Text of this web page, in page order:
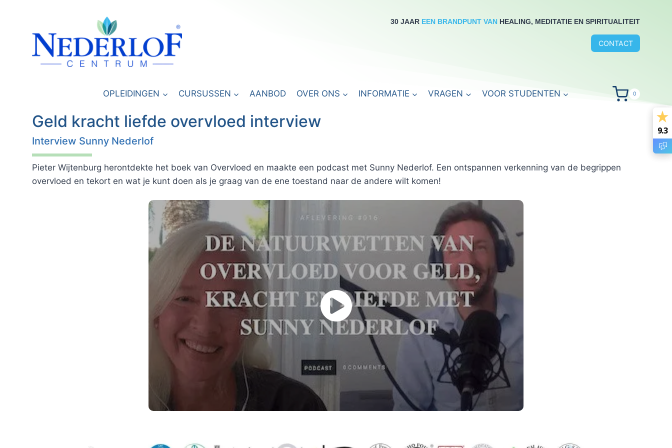
30 JAAR EEN BRANDPUNT VAN HEALING, MEDITATIE EN SPIRITUALITEIT
CONTACT
OPLEIDINGEN CURSUSSEN AANBOD OVER ONS INFORMATIE VRAGEN VOOR STUDENTEN 0
Geld kracht liefde overvloed interview
Interview Sunny Nederlof
Pieter Wijtenburg herontdekte het boek van Overvloed en maakte een podcast met Sunny Nederlof. Een ontspannen verkenning van de begrippen
overvloed en tekort en wat je kunt doen als je graag van de ene toestand naar de andere wilt komen!
9.3
9.3